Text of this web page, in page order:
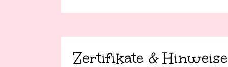
Zertifikate & Hinweise